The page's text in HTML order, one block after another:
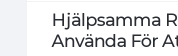
Hjälpsamma
Använda För